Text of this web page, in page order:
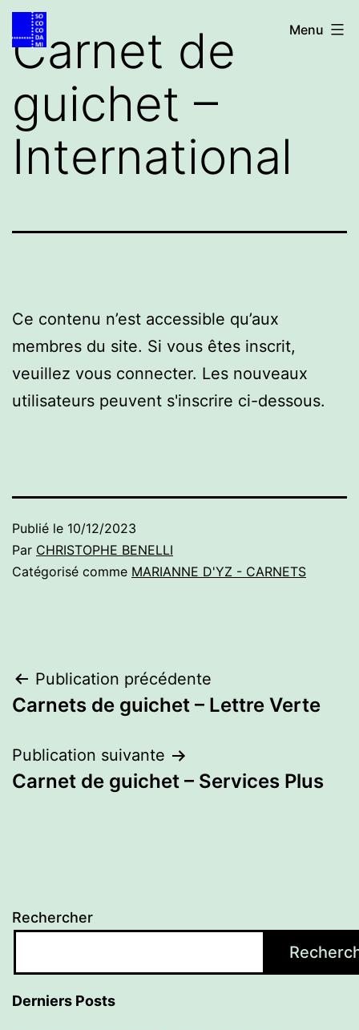
Aller
au
contenu
Accueil
Menu
Carnet de
guichet –
International
Ce contenu n’est accessible qu’aux
membres du site. Si vous êtes inscrit,
veuillez vous connecter. Les nouveaux
utilisateurs peuvent s'inscrire ci-dessous.
Publié le 10/12/2023
Par CHRISTOPHE BENELLI
Catégorisé comme MARIANNE D'YZ - CARNETS
Navigation
de
l’article
Publication précédente
Carnets de guichet – Lettre Verte
Publication suivante
Carnet de guichet – Services Plus
Rechercher
Derniers Posts